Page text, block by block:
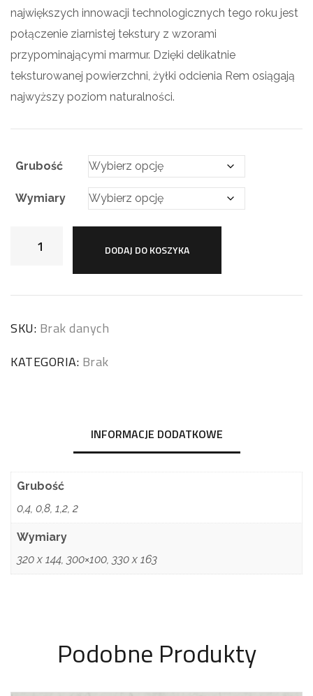
największych innowacji technologicznych tego roku jest
połączenie ziarnistej tekstury z wzorami
przypominającymi marmur. Dzięki delikatnie
teksturowanej powierzchni, żyłki odcienia Rem osiągają
najwyższy poziom naturalności.
Grubość
Wymiary
DODAJ DO KOSZYKA
SKU: Brak danych
KATEGORIA: Brak
INFORMACJE DODATKOWE
Grubość
0,4, 0,8, 1,2, 2
Wymiary
320 x 144, 300×100, 330 x 163
Podobne Produkty